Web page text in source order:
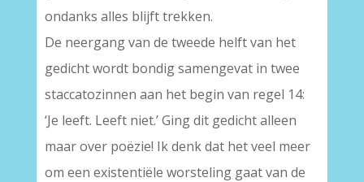
ondanks alles blijft trekken.
De neergang van de tweede helft van het
gedicht wordt bondig samengevat in twee
staccatozinnen aan het begin van regel 14:
‘Je leeft. Leeft niet.’ Ging dit gedicht alleen
maar over poëzie! Ik denk dat het veel meer
om een existentiële worsteling gaat van de